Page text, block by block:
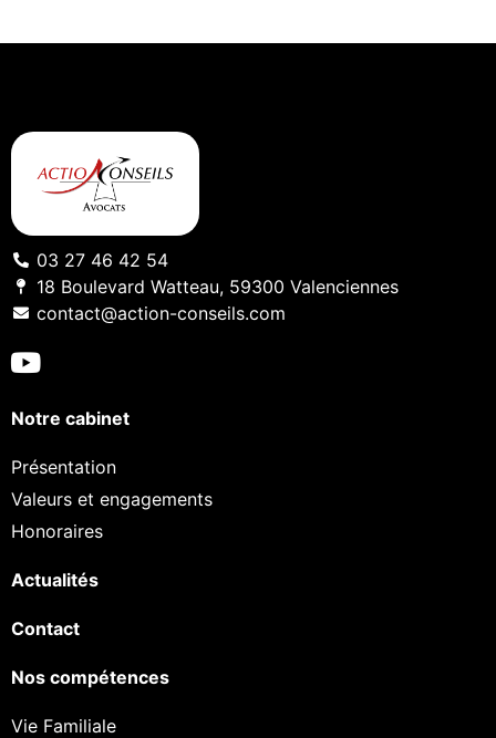
03 27 46 42 54
18 Boulevard Watteau, 59300 Valenciennes
contact@action-conseils.com
Notre cabinet
Présentation
Valeurs et engagements
Honoraires
Actualités
Contact
Nos compétences
Vie Familiale